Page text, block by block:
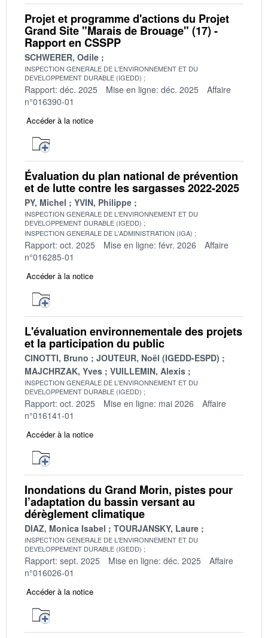
Projet et programme d'actions du Projet
Grand Site "Marais de Brouage" (17) -
Rapport en CSSPP
SCHWERER, Odile
INSPECTION GENERALE DE L'ENVIRONNEMENT ET DU
DEVELOPPEMENT DURABLE (IGEDD)
Rapport: déc. 2025 Mise en ligne: déc. 2025
Affaire
n°016390-01
Accéder à la notice
Évaluation du plan national de prévention
et de lutte contre les sargasses 2022-2025
PY, Michel YVIN, Philippe
INSPECTION GENERALE DE L'ENVIRONNEMENT ET DU
DEVELOPPEMENT DURABLE (IGEDD)
INSPECTION GENERALE DE L'ADMINISTRATION (IGA)
Rapport: oct. 2025 Mise en ligne: févr. 2026
Affaire
n°016285-01
Accéder à la notice
L'évaluation environnementale des projets
et la participation du public
CINOTTI, Bruno
JOUTEUR, Noël (IGEDD-ESPD)
MAJCHRZAK, Yves
VUILLEMIN, Alexis
INSPECTION GENERALE DE L'ENVIRONNEMENT ET DU
DEVELOPPEMENT DURABLE (IGEDD)
Rapport: oct. 2025 Mise en ligne: mai 2026
Affaire
n°016141-01
Accéder à la notice
Inondations du Grand Morin, pistes pour
l’adaptation du bassin versant au
dérèglement climatique
DIAZ, Monica Isabel TOURJANSKY, Laure
INSPECTION GENERALE DE L'ENVIRONNEMENT ET DU
DEVELOPPEMENT DURABLE (IGEDD)
Rapport: sept. 2025 Mise en ligne: déc. 2025
Affaire
n°016026-01
Accéder à la notice